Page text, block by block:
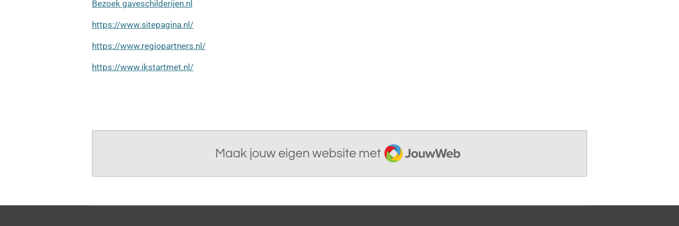
Bezoek gaveschilderijen.nl
https://www.sitepagina.nl/
https://www.regiopartners.nl/
https://www.ikstartmet.nl/
Maak jouw eigen website met
JouwWeb